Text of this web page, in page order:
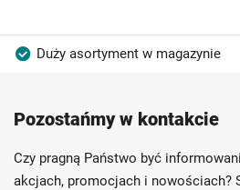
Duży asortyment w magazynie
Szybka dostawa
Ponad 40 lat doświadczenia
Możliwość własnego
Pozostańmy w kontakcie
Czy pragną Państwo być
akcjach, promocjach i nowościach?